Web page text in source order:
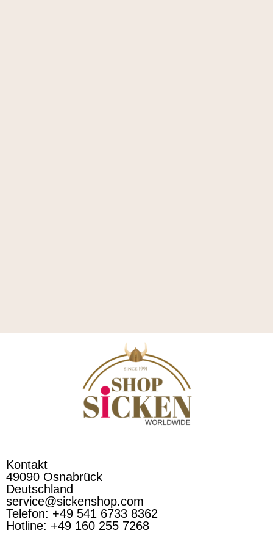
Kontakt
49090 Osnabrück
Deutschland
service@sickenshop.com
Telefon: +49 541 6733 8362
Hotline: +49 160 255 7268